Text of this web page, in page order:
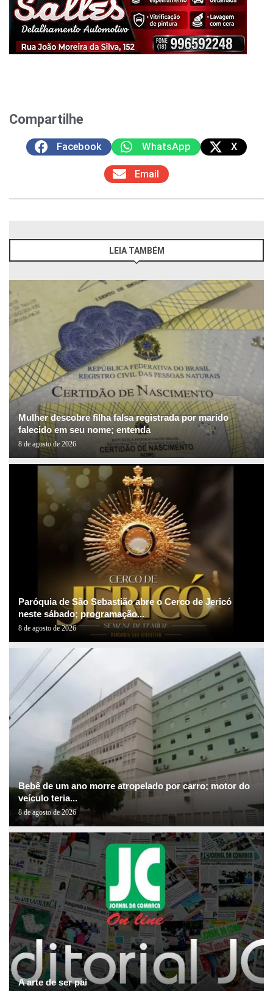
Compartilhe
Facebook WhatsApp X
Email
LEIA TAMBÉM
Mulher descobre filha falsa registrada por marido
falecido em seu nome; entenda
8 de agosto de 2026
Paróquia de São Sebastião abre o Cerco de Jericó
neste sábado; programação...
8 de agosto de 2026
Bebê de um ano morre atropelado por carro; motor do
veículo teria...
8 de agosto de 2026
A arte de ser pai